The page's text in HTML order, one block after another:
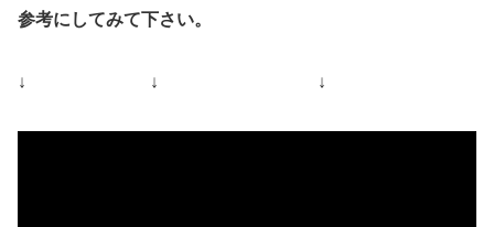
参考にしてみて下さい。
↓ ↓ ↓